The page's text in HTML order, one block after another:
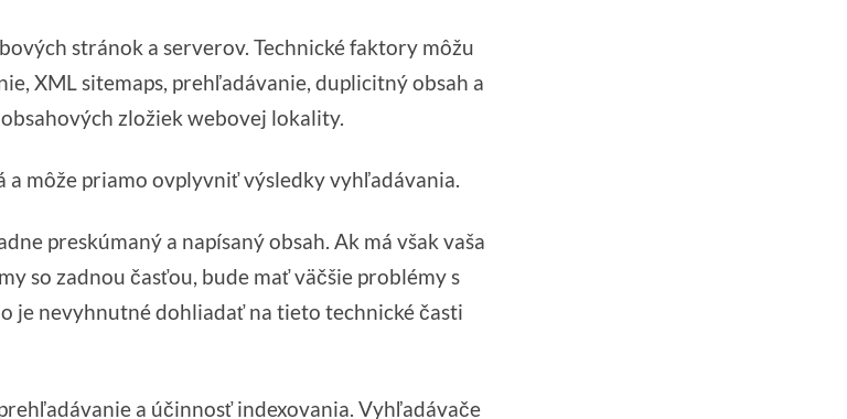
stránok a serverov. Technické faktory môžu
XML sitemaps, prehľadávanie, duplicitný obsah a
zložiek webovej lokality.
a môže priamo ovplyvniť výsledky vyhľadávania.
preskúmaný a napísaný obsah. Ak má však vaša
so zadnou časťou, bude mať väčšie problémy s
je nevyhnutné dohliadať na tieto technické časti
a účinnosť indexovania. Vyhľadávače